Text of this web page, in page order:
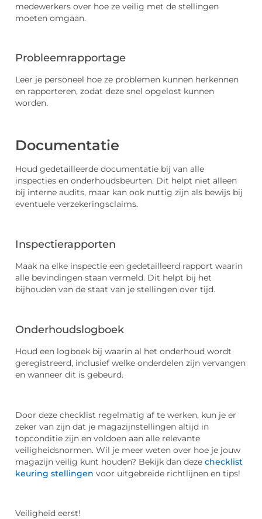
medewerkers over hoe ze veilig met de stellingen
moeten omgaan.
Probleemrapportage
Leer je personeel hoe ze problemen kunnen herkennen
en rapporteren, zodat deze snel opgelost kunnen
worden.
Documentatie
Houd gedetailleerde documentatie bij van alle
inspecties en onderhoudsbeurten. Dit helpt niet alleen
bij interne audits, maar kan ook nuttig zijn als bewijs bij
eventuele verzekeringsclaims.
Inspectierapporten
Maak na elke inspectie een gedetailleerd rapport waarin
alle bevindingen staan vermeld. Dit helpt bij het
bijhouden van de staat van je stellingen over tijd.
Onderhoudslogboek
Houd een logboek bij waarin al het onderhoud wordt
geregistreerd, inclusief welke onderdelen zijn vervangen
en wanneer dit is gebeurd.
Door deze checklist regelmatig af te werken, kun je er
zeker van zijn dat je magazijnstellingen altijd in
topconditie zijn en voldoen aan alle relevante
veiligheidsnormen. Wil je meer weten over hoe je jouw
magazijn veilig kunt houden? Bekijk dan deze checklist
keuring stellingen voor uitgebreide richtlijnen en tips!
Veiligheid eerst!